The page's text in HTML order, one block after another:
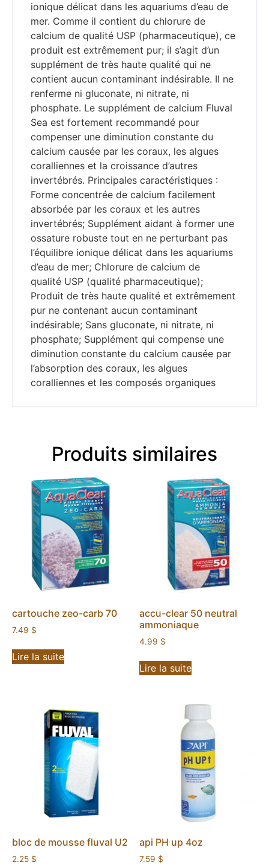
ionique délicat dans les aquariums d’eau de
mer. Comme il contient du chlorure de
calcium de qualité USP (pharmaceutique), ce
produit est extrêmement pur; il s’agit d’un
supplément de très haute qualité qui ne
contient aucun contaminant indésirable. Il ne
renferme ni gluconate, ni nitrate, ni
phosphate. Le supplément de calcium Fluval
Sea est fortement recommandé pour
compenser une diminution constante du
calcium causée par les coraux, les algues
coralliennes et la croissance d’autres
invertébrés. Principales caractéristiques :
Forme concentrée de calcium facilement
absorbée par les coraux et les autres
invertébrés; Supplément aidant à former une
ossature robuste tout en ne perturbant pas
l’équilibre ionique délicat dans les aquariums
d’eau de mer; Chlorure de calcium de
qualité USP (qualité pharmaceutique);
Produit de très haute qualité et extrêmement
pur ne contenant aucun contaminant
indésirable; Sans gluconate, ni nitrate, ni
phosphate; Supplément qui compense une
diminution constante du calcium causée par
l’absorption des coraux, les algues
coralliennes et les composés organiques
Produits similaires
cartouche zeo-carb 70
7.49 $
Lire la suite
accu-clear 50 neutral
ammoniaque
4.99 $
Lire la suite
bloc de mousse fluval U2
2.25 $
api PH up 4oz
7.59 $